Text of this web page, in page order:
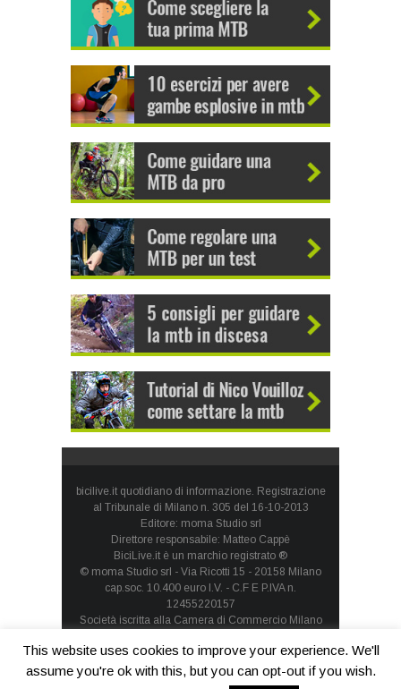
bicilive.it quotidiano di informazione. Registrazione
al Tribunale di Milano n. 305 del 16-10-2013
Editore: moma Studio srl
Direttore responsabile: Matteo Cappè
BiciLive.it è un marchio registrato ®
© moma Studio srl - Via Ricotti 15 - 20158 Milano
cap.soc. 10.400 euro I.V. - C.F E P.IVA n.
12455220157
Società iscritta alla Camera di Commercio Milano
socio unico
Privacy Policy-Cookie Policy
This website uses cookies to improve your experience. We'll
assume you're ok with this, but you can opt-out if you wish.